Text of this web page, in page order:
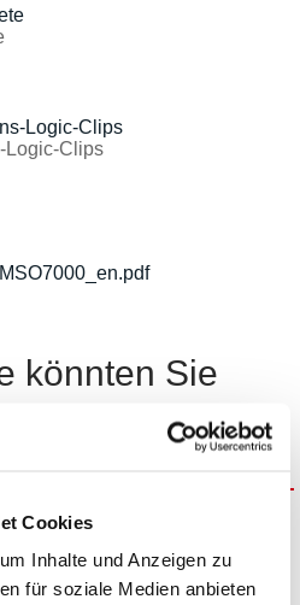
Cookies
Inhalte und Anzeigen zu
für soziale Medien anbieten
Logic-Clips
könnten Sie
Tastköpfe für Rigol-